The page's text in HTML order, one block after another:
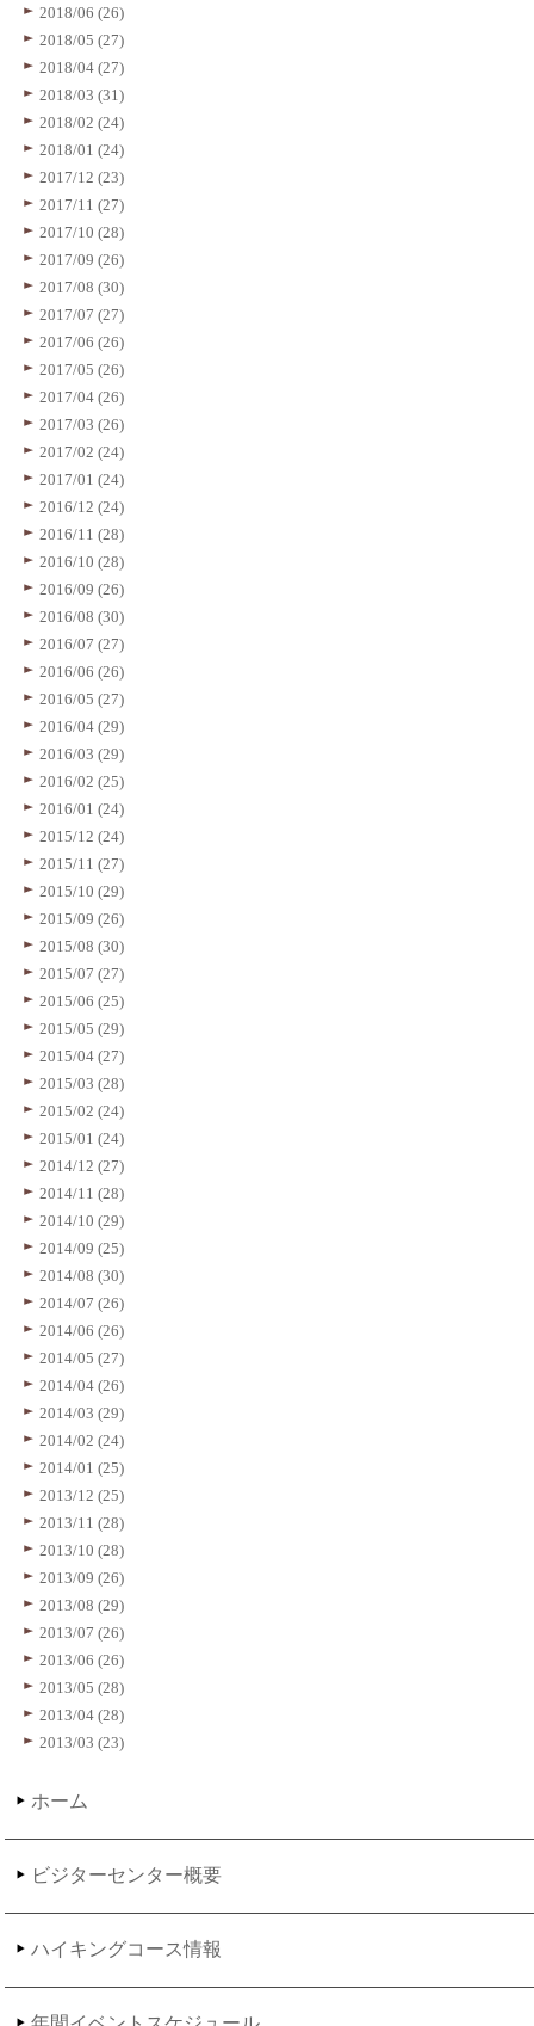
2018/06 (26)
2018/05 (27)
2018/04 (27)
2018/03 (31)
2018/02 (24)
2018/01 (24)
2017/12 (23)
2017/11 (27)
2017/10 (28)
2017/09 (26)
2017/08 (30)
2017/07 (27)
2017/06 (26)
2017/05 (26)
2017/04 (26)
2017/03 (26)
2017/02 (24)
2017/01 (24)
2016/12 (24)
2016/11 (28)
2016/10 (28)
2016/09 (26)
2016/08 (30)
2016/07 (27)
2016/06 (26)
2016/05 (27)
2016/04 (29)
2016/03 (29)
2016/02 (25)
2016/01 (24)
2015/12 (24)
2015/11 (27)
2015/10 (29)
2015/09 (26)
2015/08 (30)
2015/07 (27)
2015/06 (25)
2015/05 (29)
2015/04 (27)
2015/03 (28)
2015/02 (24)
2015/01 (24)
2014/12 (27)
2014/11 (28)
2014/10 (29)
2014/09 (25)
2014/08 (30)
2014/07 (26)
2014/06 (26)
2014/05 (27)
2014/04 (26)
2014/03 (29)
2014/02 (24)
2014/01 (25)
2013/12 (25)
2013/11 (28)
2013/10 (28)
2013/09 (26)
2013/08 (29)
2013/07 (26)
2013/06 (26)
2013/05 (28)
2013/04 (28)
2013/03 (23)
ホーム
ビジターセンター概要
ハイキングコース情報